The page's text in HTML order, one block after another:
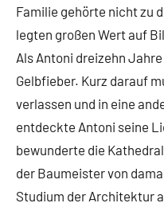
Familie gehörte nicht zu
legten großen Wert auf
Als Antoni dreizehn
Gelbfieber. Kurz darauf
verlassen und in eine
entdeckte Antoni seine
bewunderte die
der Baumeister von
Studium der Architektur